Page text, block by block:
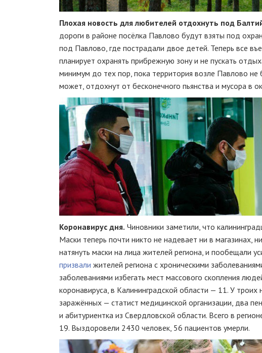
Плохая новость для любителей отдохнуть под
дороги в районе посёлка Павлово будут взяты под
под Павлово, где пострадали двое детей. Теперь все
планирует охранять прибрежную зону и не пускать
минимум до тех пор, пока территория возле Павлово
может, отдохнут от бесконечного пьянства и мусора в
Коронавирус дня. Чиновники заметили, что
Маски теперь почти никто не надевает ни в магазинах,
натянуть маски на лица жителей региона, и пообещали
призвали жителей региона с хроническими
заболеваниями избегать мест массового скопления
коронавируса, в Калининградской области — 11. У
заражённых — статист медицинской организации, два
и абитуриентка из Свердловской области. Всего в
19. Выздоровели 2430 человек, 56 пациентов умерли.